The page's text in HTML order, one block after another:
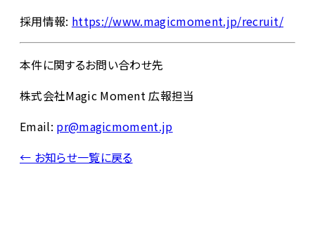
採用情報: https://www.magicmoment.jp/recruit/
本件に関するお問い合わせ先
株式会社Magic Moment 広報担当
Email: pr@magicmoment.jp
← お知らせ一覧に戻る